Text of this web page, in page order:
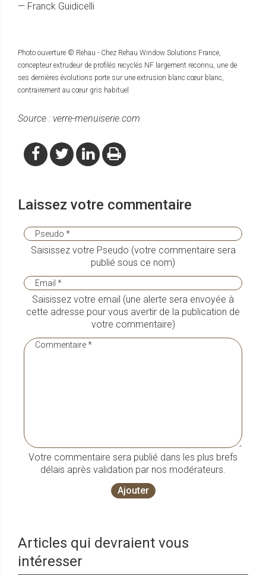
— Franck Guidicelli
Photo ouverture © Rehau - Chez Rehau Window Solutions France,
concepteur extrudeur de profilés recyclés NF largement reconnu, une de
ses dernières évolutions porte sur une extrusion blanc cœur blanc,
contrairement au cœur gris habituel
Source : verre-menuiserie.com
Laissez votre commentaire
Saisissez votre Pseudo (votre commentaire sera
publié sous ce nom)
Saisissez votre email (une alerte sera envoyée à
cette adresse pour vous avertir de la publication de
votre commentaire)
Votre commentaire sera publié dans les plus brefs
délais après validation par nos modérateurs.
Ajouter
Articles qui devraient vous
intéresser